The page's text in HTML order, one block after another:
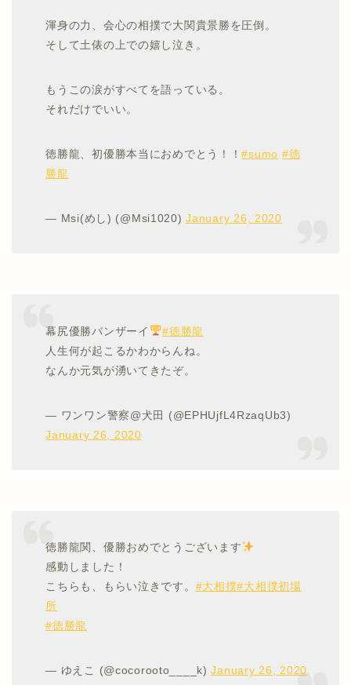
渾身の力、会心の相撲で大関貴景勝を圧倒。
そして土俵の上での嬉し泣き。
もうこの涙がすべてを語っている。
それだけでいい。
徳勝龍、初優勝本当におめでとう！！#sumo #徳
勝龍
— Msi(めし) (@Msi1020)January 26, 2020
幕尻優勝バンザーイ
#徳勝龍
人生何が起こるかわからんね。
なんか元気が湧いてきたぞ。
— ワンワン警察@犬田 (@EPHUjfL4RzaqUb3)
January 26, 2020
徳勝龍関、優勝おめでとうございます
感動しました！
こちらも、もらい泣きです。 #大相撲#大相撲初場
所
#徳勝龍
— ゆえこ (@cocorooto____k)January 26, 2020